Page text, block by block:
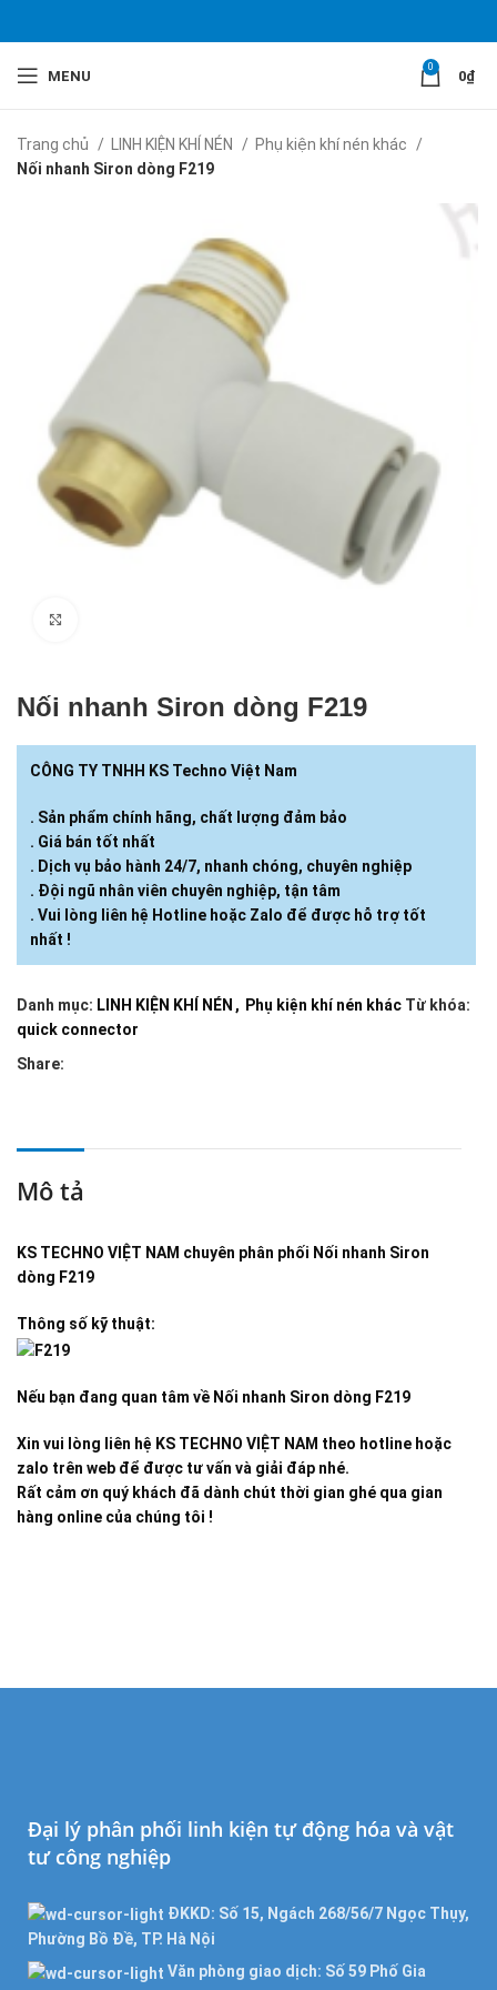
MENU
0
0₫
Trang chủ LINH KIỆN KHÍ NÉN
Phụ kiện khí nén khác
Nối nhanh Siron dòng F219
Nối nhanh Siron dòng F219
CÔNG TY TNHH KS Techno Việt Nam
. Sản phẩm chính hãng, chất lượng đảm bảo
. Giá bán tốt nhất
. Dịch vụ bảo hành 24/7, nhanh chóng, chuyên nghiệp
. Đội ngũ nhân viên chuyên nghiệp, tận tâm
. Vui lòng liên hệ Hotline hoặc Zalo để được hỗ trợ tốt
nhất !
Danh mục: LINH KIỆN KHÍ NÉN , Phụ kiện khí nén khác Từ khóa:
quick connector
Share:
Mô tả
KS TECHNO VIỆT NAM chuyên phân phối Nối nhanh Siron
dòng F219
Thông số kỹ thuật:
Nếu bạn đang quan tâm về Nối nhanh Siron dòng F219
Xin vui lòng liên hệ KS TECHNO VIỆT NAM theo hotline hoặc
zalo trên web để được tư vấn và giải đáp nhé.
Rất cảm ơn quý khách đã dành chút thời gian ghé qua gian
hàng online của chúng tôi !
Đại lý phân phối linh kiện tự động hóa và vật
tư công nghiệp
ĐKKD: Số 15, Ngách 268/56/7 Ngọc Thụy,
Phường Bồ Đề, TP. Hà Nội
Văn phòng giao dịch: Số 59 Phố Gia